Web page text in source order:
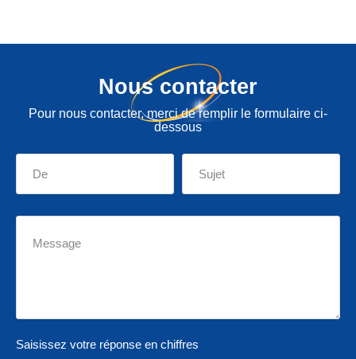
Nous contacter
Pour nous contacter, merci de remplir le formulaire ci-
dessous
Saisissez votre réponse en chiffres